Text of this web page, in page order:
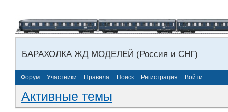
БАРАХОЛКА ЖД МОДЕЛЕЙ (Россия и СНГ)
Форум Участники Правила Поиск Регистрация Войти
Активные темы